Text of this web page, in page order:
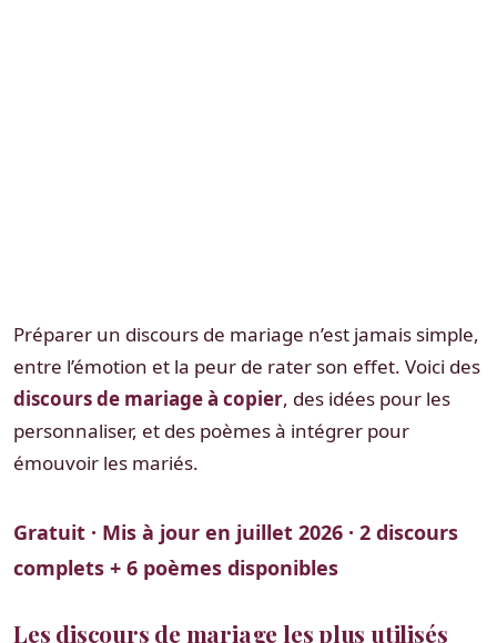
Préparer un discours de mariage n’est jamais simple,
entre l’émotion et la peur de rater son effet. Voici des
discours de mariage à copier, des idées pour les
personnaliser, et des poèmes à intégrer pour
émouvoir les mariés.
Gratuit · Mis à jour en juillet 2026 · 2 discours
complets + 6 poèmes disponibles
Les discours de mariage les plus utilisés